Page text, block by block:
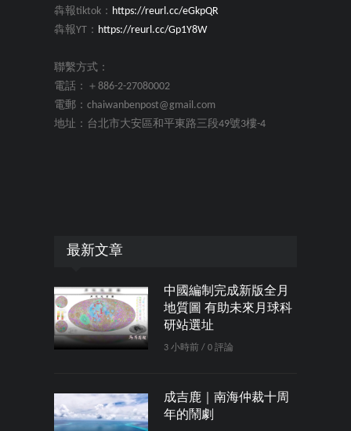
犇報tiktok： https://reurl.cc/eGkpQR
犇報YT： https://reurl.cc/Gp1Y8W
聯繫方式：
電話：＋886-2-27080002
電郵：chaiwanbenpost@gmail.com
地址：台北市大安區和平東路三段49號3樓-4
最新文章
中國編制完成新版全月
地質圖 有助未來月球科
研站選址
3 小時前 / 0 評論
成吉鹿｜南海仲裁十周
年的鬧劇